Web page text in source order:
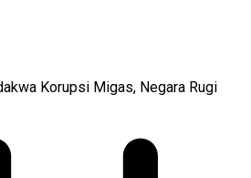
Korupsi Migas, Negara Rugi